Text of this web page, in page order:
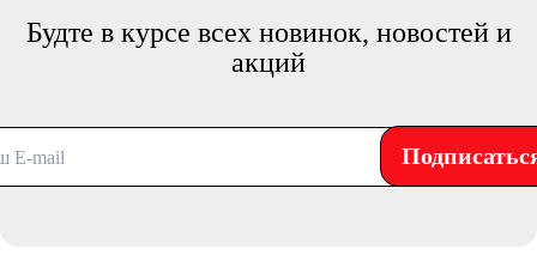
Будте в курсе всех новинок, новостей и
акций